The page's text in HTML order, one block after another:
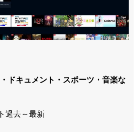
ドキュメント・スポーツ・音楽な
過去～最新